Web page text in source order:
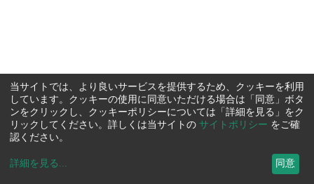
当サイトでは、より良いサービスを提供するため、クッキーを利用
しています。クッキーの使用に同意いただける場合は「同意」ボタ
ンをクリックし、クッキーポリシーについては「詳細を見る」をク
リックしてください。詳しくは当サイトの サイトポリシー をご確
認ください。
詳細を見る ... 同意